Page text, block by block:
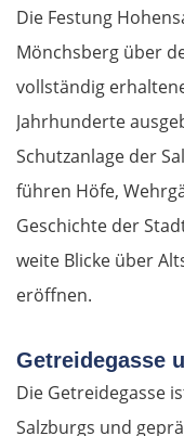
Die Festung
Mönchsberg über
vollständig
Jahrhunderte
Schutzanlage der
führen Höfe,
Geschichte der
weite Blicke über
eröffnen.
Getreidegasse
Die Getreidegasse
Salzburgs und